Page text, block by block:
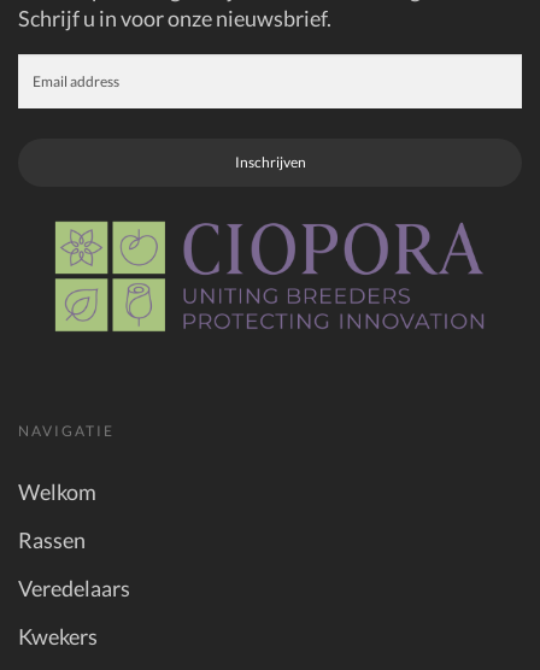
Schrijf u in voor onze nieuwsbrief.
Inschrijven
NAVIGATIE
Welkom
Rassen
Veredelaars
Kwekers